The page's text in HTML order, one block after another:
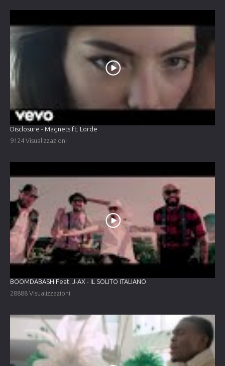
Disclosure - Magnets ft. Lorde
9124 Visualizzazioni
BOOMDABASH Feat. J-AX - IL SOLITO ITALIANO
28888 Visualizzazioni